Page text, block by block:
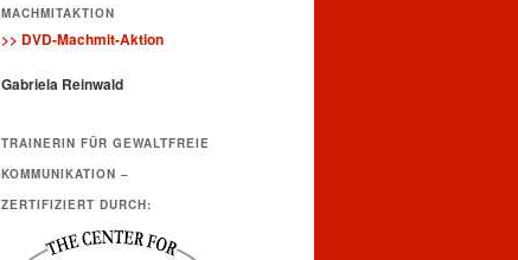
MACHMITAKTION
>> DVD-Machmit-Aktion
Gabriela Reinwald
TRAINERIN FÜR GEWALTFREIE
KOMMUNIKATION –
ZERTIFIZIERT DURCH: